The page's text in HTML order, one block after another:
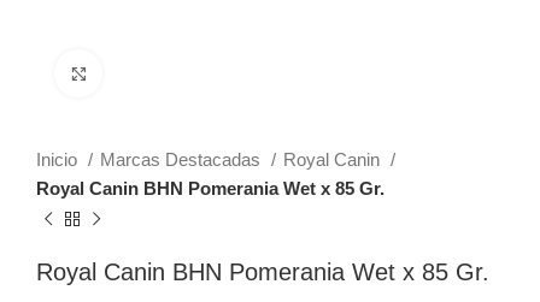
Inicio Marcas Destacadas
Royal Canin
Royal Canin BHN Pomerania Wet x 85 Gr.
Royal Canin BHN Pomerania Wet x 85 Gr.